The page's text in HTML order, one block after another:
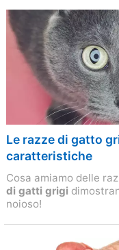
Le razze di gatto
caratteristiche
Cosa amiamo delle
di gatti grigi
noioso!